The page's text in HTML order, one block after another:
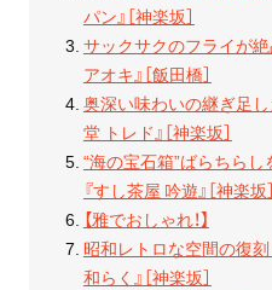
パン』［神楽坂］
サックサクのフライが絶
アオキ』［飯田橋］
奥深い味わいの継ぎ足
堂 トレド』［神楽坂］
“海の宝石箱”ばらちら
『すし茶屋 吟遊』［神楽坂］
【雅でおしゃれ！】
昭和レトロな空間の復刻
和らく』［神楽坂］